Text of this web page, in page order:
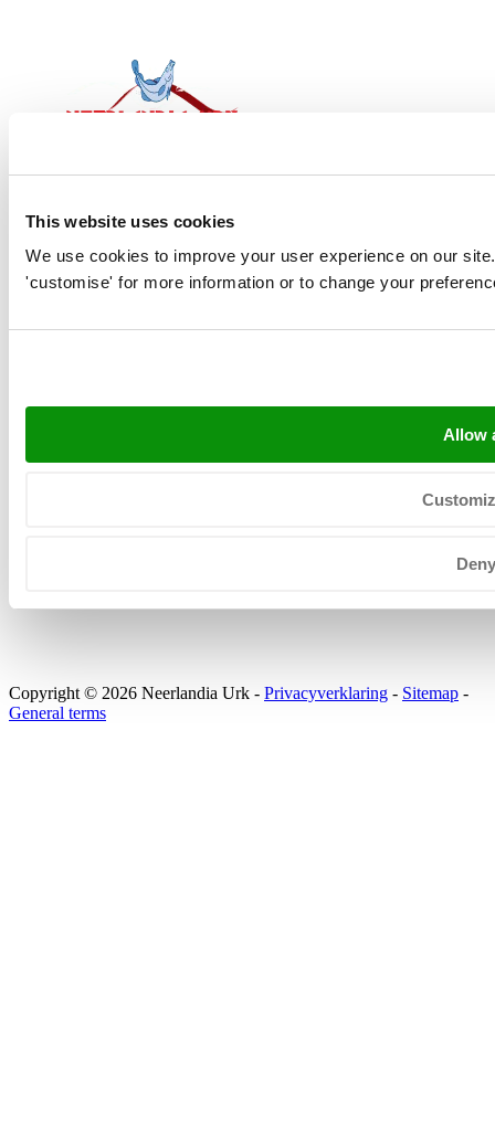
This website uses cookies
We use cookies to improve your user experience on our
'customise' for more information or to change your
Allow
Deny
Contact
sales@neerlandia.com
Copyright © 2026 Neerlandia Urk - Privacyverklaring - Sitemap -
General terms